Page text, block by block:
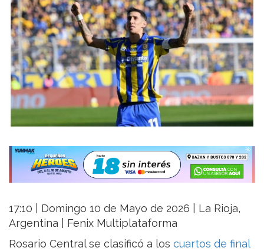
17:10 | Domingo 10 de Mayo de 2026 | La Rioja,
Argentina | Fenix Multiplataforma
Rosario Central se clasificó a los cuartos de final